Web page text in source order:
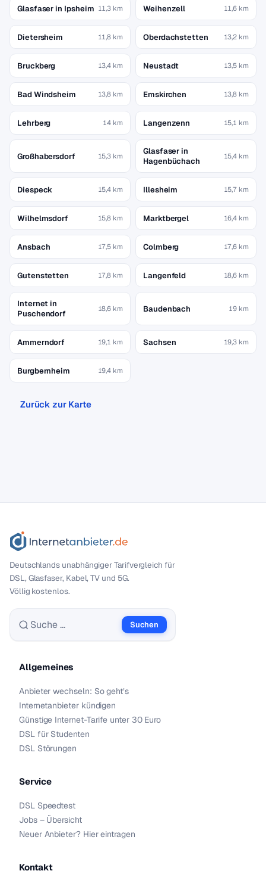
Glasfaser in Ipsheim 11,3 km Weihenzell 11,6 km
Dietersheim 11,8 km Oberdachstetten 13,2 km
Bruckberg 13,4 km Neustadt 13,5 km
Bad Windsheim 13,8 km Emskirchen 13,8 km
Lehrberg 14 km Langenzenn 15,1 km
Großhabersdorf 15,3 km
Glasfaser in
Hagenbüchach
15,4 km
Diespeck 15,4 km Illesheim 15,7 km
Wilhelmsdorf 15,8 km Marktbergel 16,4 km
Ansbach 17,5 km Colmberg 17,6 km
Gutenstetten 17,8 km Langenfeld 18,6 km
Internet in
Puschendorf
18,6 km Baudenbach 19 km
Ammerndorf 19,1 km Sachsen 19,3 km
Burgbernheim 19,4 km
Zurück zur Karte
Deutschlands unabhängiger Tarif­vergleich für
DSL, Glasfaser, Kabel, TV und 5G.
Völlig kostenlos.
Suche nach:
Suchen
Allgemeines
Anbieter wechseln: So geht’s
Internetanbieter kündigen
Günstige Internet-Tarife unter 30 Euro
DSL für Studenten
DSL Störungen
Service
DSL Speedtest
Jobs – Übersicht
Neuer Anbieter? Hier eintragen
Kontakt